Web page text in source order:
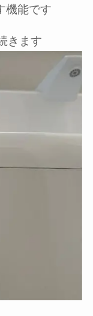
機能です
きます